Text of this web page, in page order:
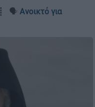
┋ 🗣️ Ανοικτό για